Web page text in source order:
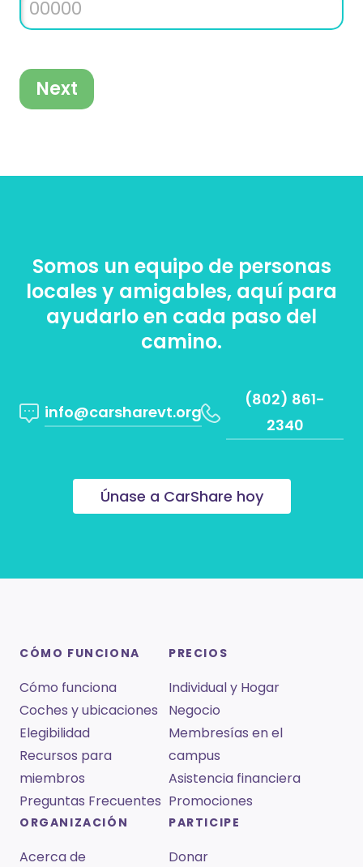
Next
Somos un equipo de personas
locales y amigables, aquí para
ayudarlo en cada paso del
camino.
info@carsharevt.org
(802) 861-
2340
Únase a CarShare hoy
CÓMO FUNCIONA
Cómo funciona
Coches y ubicaciones
Elegibilidad
Recursos para
miembros
Preguntas Frecuentes
PRECIOS
Individual y Hogar
Negocio
Membresías en el
campus
Asistencia financiera
Promociones
ORGANIZACIÓN
Acerca de
PARTICIPE
Donar